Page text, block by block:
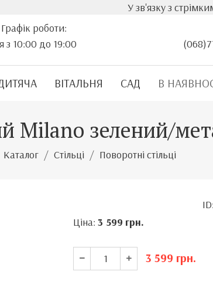
У зв'язку з стрімким
роботи:
з 10:00 до 19:00
ВІТАЛЬНЯ САД В
Milano зелений/
Каталог Стільці Поворотні стільці
ID:
Ціна: 3 599 грн.
3 599 грн.